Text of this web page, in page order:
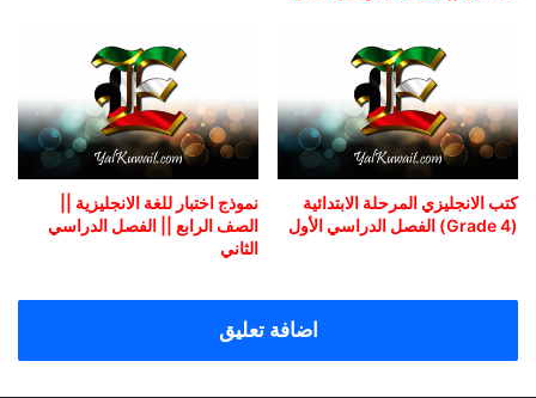
كتب الانجليزي المرحلة الابتدائية
(Grade 4) الفصل الدراسي الأول
نموذج اختبار للغة الانجليزية ||
الصف الرابع || الفصل الدراسي
الثاني
اضافة تعليق